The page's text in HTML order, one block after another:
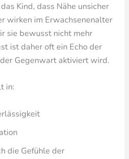
Kind, dass Nähe unsicher
wirken im Erwachsenenalter
sie bewusst nicht mehr
ist daher oft ein Echo der
Gegenwart aktiviert wird.
in:
die Gefühle der